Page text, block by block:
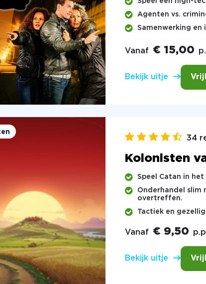
Agenten vs.
Samenwerking
Vanaf € 15,00
Bekijk uitje
34
Kolonisten
Speel Catan in
Onderhandel slim
overtreffen.
Tactiek en
Vanaf € 9,50
Bekijk uitje